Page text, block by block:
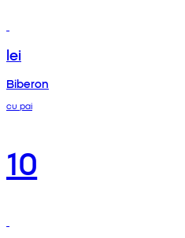
lei
Biberon
cu pai
10